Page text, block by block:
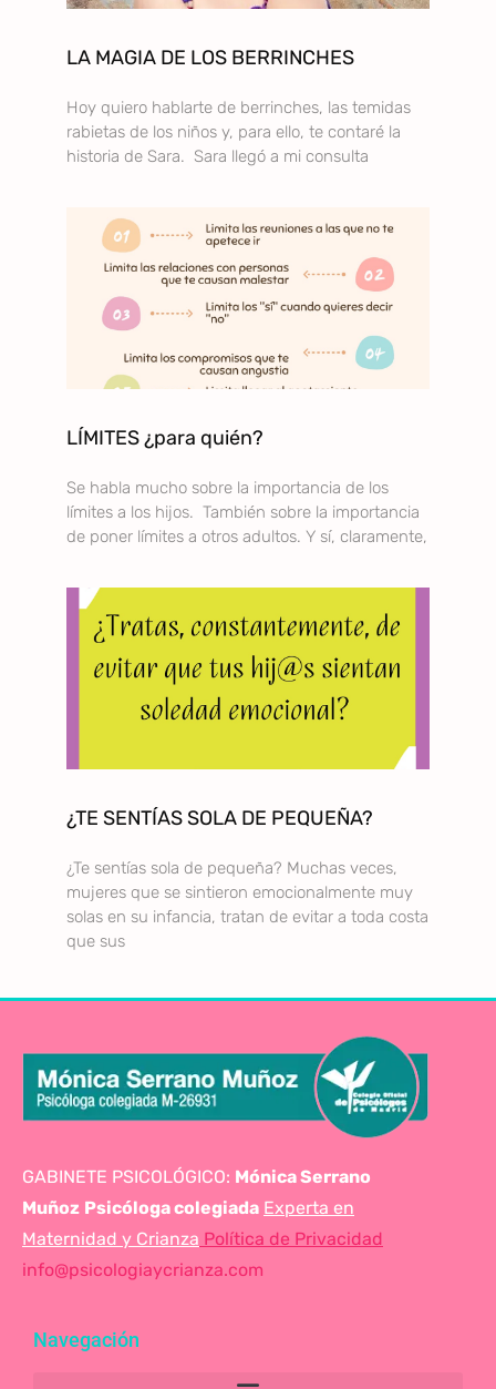
LA MAGIA DE LOS BERRINCHES
Hoy quiero hablarte de berrinches, las temidas
rabietas de los niños y, para ello, te contaré la
historia de Sara. Sara llegó a mi consulta
LÍMITES ¿para quién?
Se habla mucho sobre la importancia de los
límites a los hijos. También sobre la importancia
de poner límites a otros adultos. Y sí, claramente,
¿TE SENTÍAS SOLA DE PEQUEÑA?
¿Te sentías sola de pequeña? Muchas veces,
mujeres que se sintieron emocionalmente muy
solas en su infancia, tratan de evitar a toda costa
que sus
GABINETE PSICOLÓGICO: Mónica Serrano
Muñoz Psicóloga colegiada Experta en
Maternidad y Crianza Política de Privacidad
info@psicologiaycrianza.com
Navegación